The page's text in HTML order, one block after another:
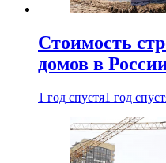
Стоимость
домов в
1 год спустя1 год